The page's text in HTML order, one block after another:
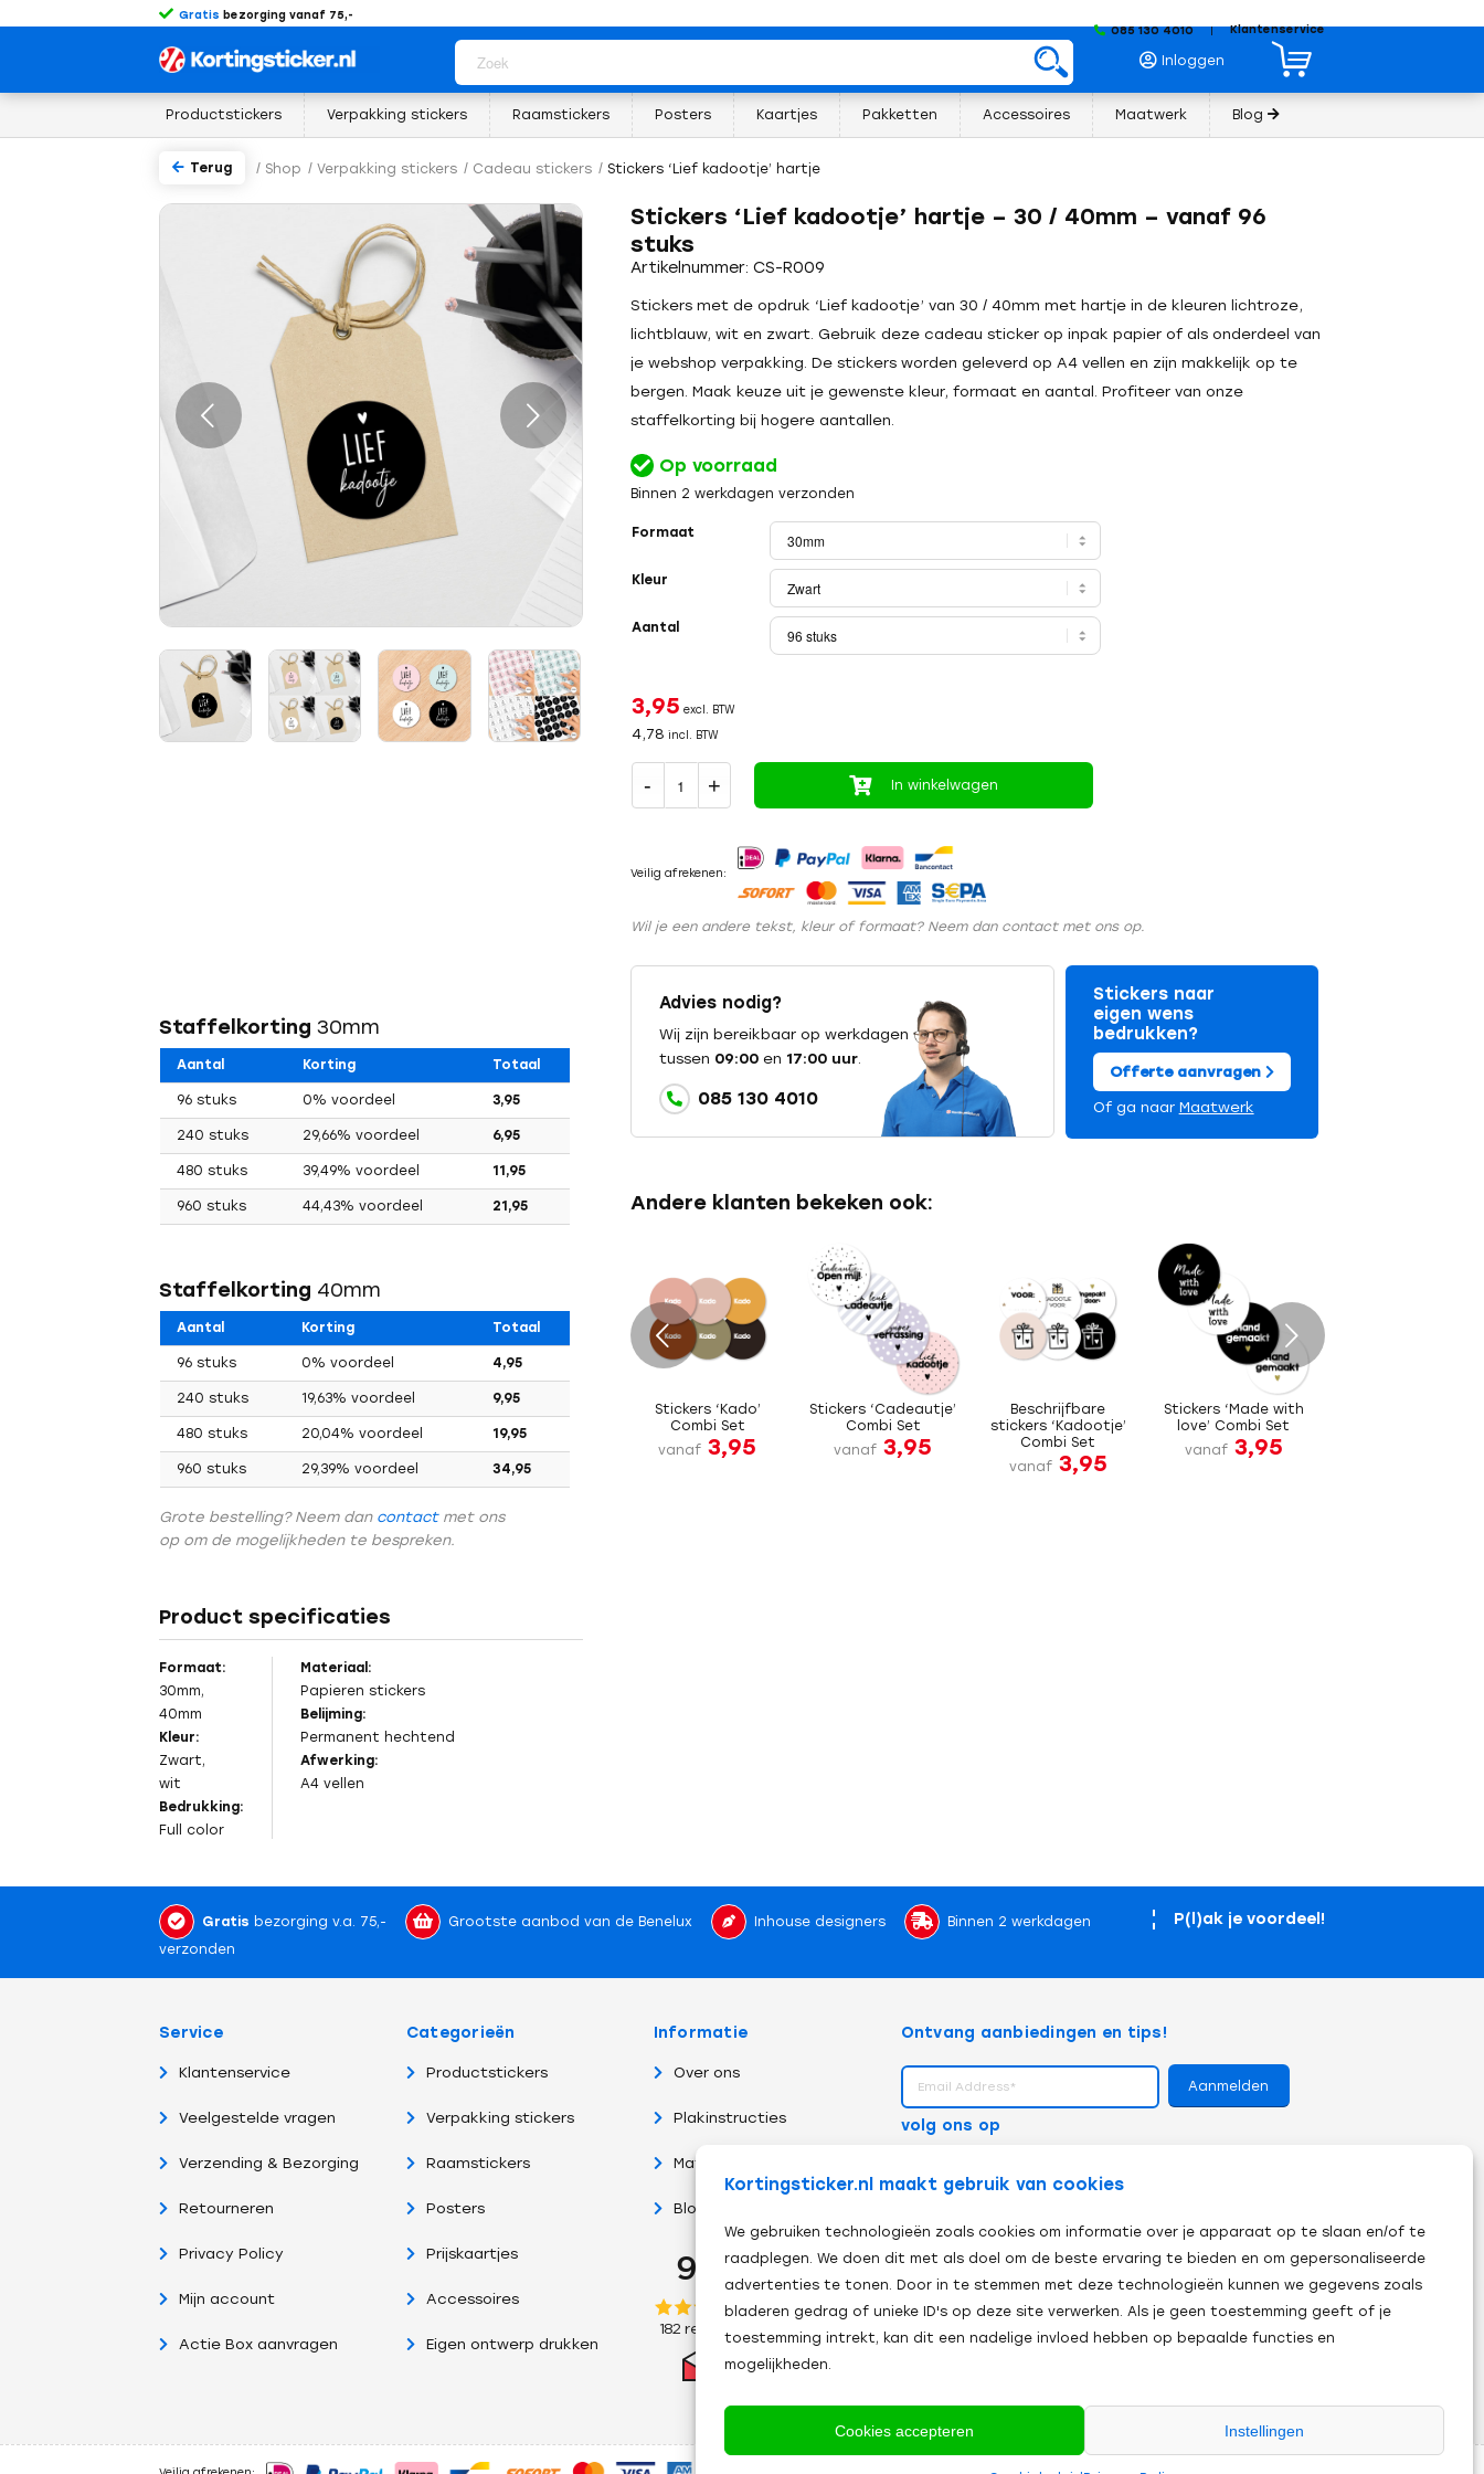
Kortingsticker.nl maakt gebruik van cookies
We gebruiken technologieën zoals cookies om informatie over je apparaat op te slaan en/of te
raadplegen. We doen dit met als doel om de beste ervaring te bieden en om gepersonaliseerde
advertenties te tonen. Door in te stemmen met deze technologieën kunnen we gegevens zoals
bladeren gedrag of unieke ID's op deze site verwerken. Als je geen toestemming geeft of je
toestemming intrekt, kan dit een nadelige invloed hebben op bepaalde functies en
mogelijkheden.
Cookies accepteren Instellingen
Gratis bezorging vanaf 75,-
085 130 4010
| Klantenservice
Inloggen
/ Shop / Verpakking stickers / Cadeau stickers / Stickers ‘Lief kadootje’ hartje
Productstickers Verpakking stickers Raamstickers Posters Kaartjes Pakketten Accessoires Maatwerk Blog
Terug
Volgende
Stickers ‘Lief kadootje’ hartje – 30 / 40mm – vanaf 96
stuks
Artikelnummer: CS-R009
Stickers met de opdruk ‘Lief kadootje’ van 30 / 40mm met hartje in de kleuren lichtroze,
lichtblauw, wit en zwart. Gebruik deze cadeau sticker op inpak papier of als onderdeel van
je webshop verpakking. De stickers worden geleverd op A4 vellen en zijn makkelijk op te
bergen. Maak keuze uit je gewenste kleur, formaat en aantal. Profiteer van onze
staffelkorting bij hogere aantallen.
Op voorraad
Binnen 2 werkdagen verzonden
Formaat
Kleur
Aantal
3,95 excl. BTW
4,78 incl. BTW
In winkelwagen
Veilig afrekenen:
Wil je een andere tekst, kleur of formaat? Neem dan contact met ons op.
Staffelkorting 30mm
Aantal Korting Totaal
96 stuks 0% voordeel 3,95
240 stuks 29,66% voordeel 6,95
480 stuks 39,49% voordeel 11,95
960 stuks 44,43% voordeel 21,95
Staffelkorting 40mm
Aantal Korting Totaal
96 stuks 0% voordeel 4,95
240 stuks 19,63% voordeel 9,95
480 stuks 20,04% voordeel 19,95
960 stuks 29,39% voordeel 34,95
Grote bestelling? Neem dan contactmet ons
op om de mogelijkheden te bespreken.
Product specificaties
Formaat:
30mm,
40mm
Kleur:
Zwart,
wit
Bedrukking:
Full color
Materiaal:
Papieren stickers
Belijming:
Permanent hechtend
Afwerking:
A4 vellen
Advies nodig?
Wij zijn bereikbaar op werkdagen
tussen 09:00en 17:00 uur.
085 130 4010
Stickers naar
eigen wens
bedrukken?
Offerte aanvragen
Of ga naar Maatwerk
Andere klanten bekeken ook:
Stickers ‘Kado’
Combi Set
vanaf 3,95
Stickers ‘Cadeautje’
Combi Set
vanaf 3,95
Beschrijfbare
stickers ‘Kadootje’
Combi Set
vanaf 3,95
Stickers ‘Made with
love’ Combi Set
vanaf 3,95
Vorige Volgende
Gratis bezorging v.a. 75,- Grootste aanbod van de Benelux Inhouse designers
Binnen 2 werkdagen
verzonden
P(l)ak je voordeel!
Service
Klantenservice
Veelgestelde vragen
Verzending & Bezorging
Retourneren
Privacy Policy
Mijn account
Actie Box aanvragen
Categorieën
Productstickers
Verpakking stickers
Raamstickers
Posters
Prijskaartjes
Accessoires
Eigen ontwerp drukken
Informatie
Over ons
Plakinstructies
Materiaalsoorten
Blog
Ontvang aanbiedingen en tips!
volg ons op